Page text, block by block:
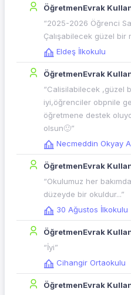
ÖğretmenEvrak
“2025-2026 Öğrenci
Çalışabilecek güzel bir
Eldeş İlkokulu
ÖğretmenEvrak
“Calisilabilecek ,güzel
iyi,öğrenciler obpnile
öğretmene destek
olsun🙂”
Necmeddin Okyay
ÖğretmenEvrak
“Okulumuz her
düzeyde bir okuldur...”
30 Ağustos İlkokulu
ÖğretmenEvrak
“İyi”
Cihangir Ortaokulu
ÖğretmenEvrak